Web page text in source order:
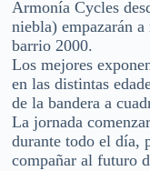
Armonía Cycles
niebla) empazarán
barrio 2000.
Los mejores
en las distintas
de la bandera a
La jornada
durante todo el día,
compañar al futuro